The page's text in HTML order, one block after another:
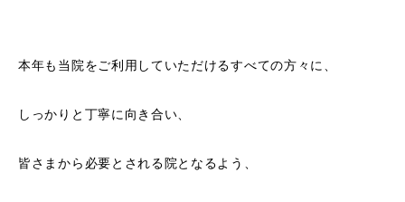
本年も当院をご利用していただけるすべての方々に、
しっかりと丁寧に向き合い、
皆さまから必要とされる院となるよう、